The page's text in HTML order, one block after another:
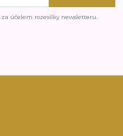
za účelem rozesílky newsletteru.